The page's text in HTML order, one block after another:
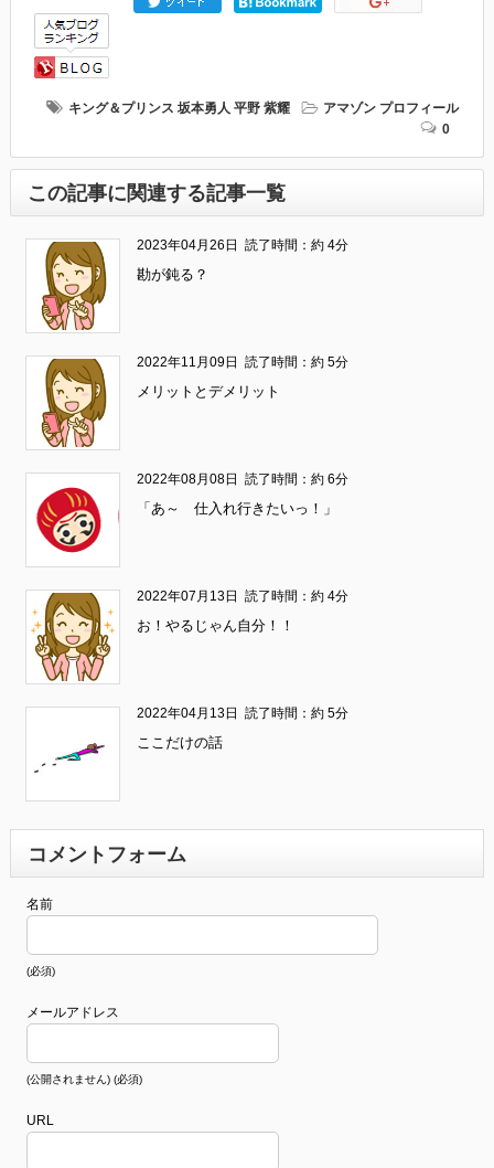
キング＆プリンス 坂本勇人 平野 紫耀 アマゾン プロフィール
0
この記事に関連する記事一覧
2023年04月26日 読了時間：約 4分
勘が鈍る？
2022年11月09日 読了時間：約 5分
メリットとデメリット
2022年08月08日 読了時間：約 6分
「あ～ 仕入れ行きたいっ！」
2022年07月13日 読了時間：約 4分
お！やるじゃん自分！！
2022年04月13日 読了時間：約 5分
ここだけの話
コメントフォーム
名前
(必須)
メールアドレス
(公開されません) (必須)
URL